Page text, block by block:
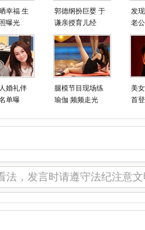
幸福 生
曝光
郭德纲扮巨婴 于
谦亲授育儿经
发
老
婚礼伴
单曝
腿模节目现场练
瑜伽 频频走光
美
首